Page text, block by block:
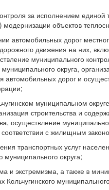
за исполнением
модернизации объектов
автомобильных дорог
движения на них,
муниципального
муниципального округа,
автомобильных дорог и
муниципальном
строительства и
осуществление
с жилищным
транспортных услуг
муниципального округа;
и экстремизма, а также в